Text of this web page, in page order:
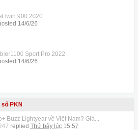
900 2020
14/6/26
Sport Pro 2022
14/6/26
PKN
Buzz Lightyear về Việt Nam? Giá...
replied Thứ bảy lúc 15:57